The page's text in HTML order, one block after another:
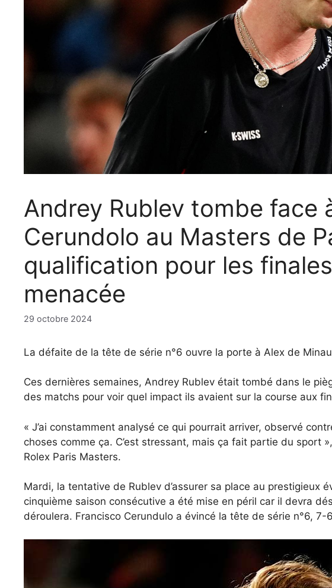
Andrey Rublev tombe face
Cerundolo au Masters de
qualification pour les
menacée
29 octobre 2024
La défaite de la tête de série n°6 ouvre la porte à Alex de
Ces dernières semaines, Andrey Rublev était tombé dans le
des matchs pour voir quel impact ils avaient sur la course aux
« J’ai constamment analysé ce qui pourrait arriver, observé
choses comme ça. C’est stressant, mais ça fait partie du sport
Rolex Paris Masters.
Mardi, la tentative de Rublev d’assurer sa place au prestigieux
cinquième saison consécutive a été mise en péril car il devra
déroulera. Francisco Cerundulo a évincé la tête de série n°6,